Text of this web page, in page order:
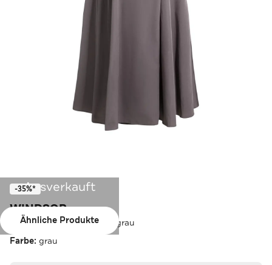
Ausverkauft
Ähnliche Produkte
-35%*
WINDSOR.
Casual-Kleid Wickelkleid grau
Farbe: grau